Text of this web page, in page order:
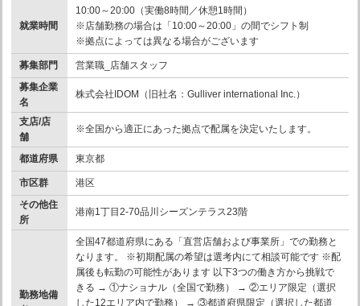
就業時間
10:00～20:00（実働8時間／休憩1時間）
※店舗勤務の場合は「10:00～20:00」の間でシフト制
※拠点によっては異なる場合がございます
募集部門
営業職_店舗スタッフ
募集企業
名
株式会社IDOM（旧社名：Gulliver international Inc.）
支店/店
舗
※全国から適正にあった拠点で配属を決定いたします。
都道府県 東京都
市区群
港区
その他住
所
港南1丁目2-70品川シーズンテラス23階
勤務地備
全国47都道府県にある「直営店舗および事業所」での勤務と
なります。 ※初期配属の希望は選考内にて相談可能です ※配
属後も転勤の可能性があります 以下3つの働き方から挑戦で
きる → ①ナショナル（全国で勤務） → ②エリア限定（選択
した12エリア内で勤務） → ③都道府県限定（選択した都道